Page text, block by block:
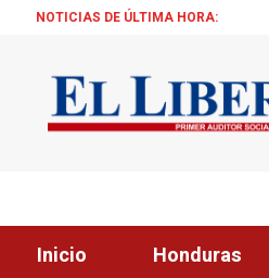
NOTICIAS DE ÚLTIMA HORA:
Inicio Honduras